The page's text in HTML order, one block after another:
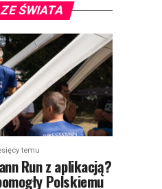
ŚWIATA
temu
Run z aplikacją?
Polskiemu